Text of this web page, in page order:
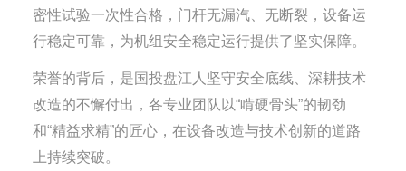
密性试验一次性合格，门杆无漏汽、无断裂，设备运
行稳定可靠，为机组安全稳定运行提供了坚实保障。
荣誉的背后，是国投盘江人坚守安全底线、深耕技术
改造的不懈付出，各专业团队以“啃硬骨头”的韧劲
和“精益求精”的匠心，在设备改造与技术创新的道路
上持续突破。